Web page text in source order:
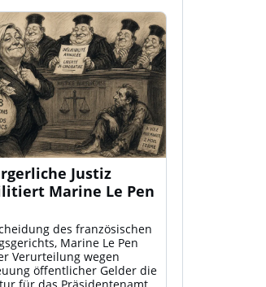
Justiz
Marine Le Pen
des französischen
Marine Le Pen
Verurteilung wegen
öffentlicher Gelder die